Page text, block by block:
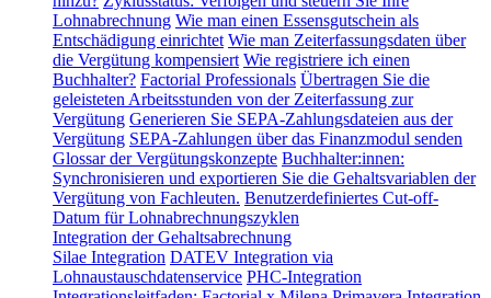
Lohnabrechnung Wie man einen Essensgutschein als
Entschädigung einrichtet Wie man Zeiterfassungsdaten über
die Vergütung kompensiert Wie registriere ich einen
Buchhalter? Factorial Professionals Übertragen Sie die
geleisteten Arbeitsstunden von der Zeiterfassung zur
Vergütung Generieren Sie SEPA-Zahlungsdateien aus der
Vergütung SEPA-Zahlungen über das Finanzmodul senden
Glossar der Vergütungskonzepte Buchhalter:innen:
Synchronisieren und exportieren Sie die Gehaltsvariablen der
Vergütung von Fachleuten. Benutzerdefiniertes Cut-off-
Datum für Lohnabrechnungszyklen
Integration der Gehaltsabrechnung
Silae Integration DATEV Integration via
Lohnaustauschdatenservice PHC-Integration